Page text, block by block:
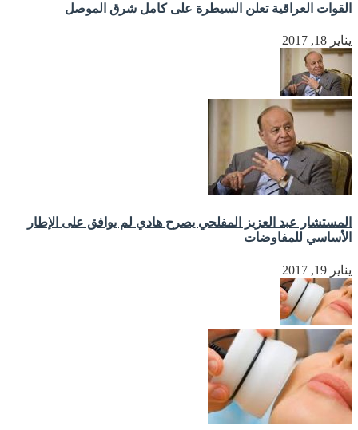
القوات العراقية تعلن السيطرة على كامل شرق الموصل
يناير 18, 2017
المستشار عبد العزيز المفلحي يصرح هادي لم يوافق على الإطار
الأساسي للمفاوضات
يناير 19, 2017